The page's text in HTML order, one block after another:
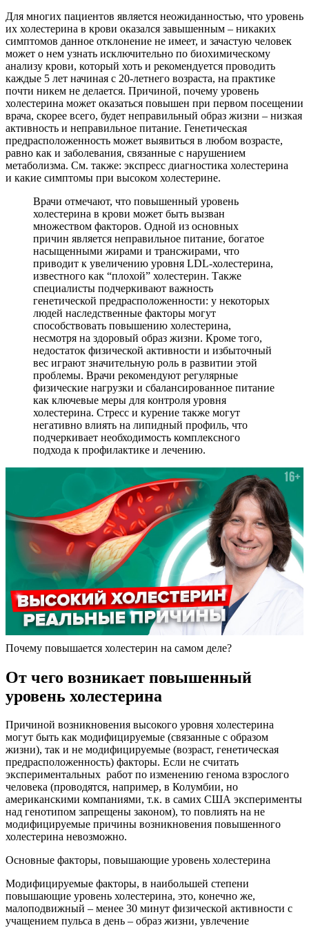
Для многих пациентов является неожиданностью, что уровень
их холестерина в крови оказался завышенным – никаких
симптомов данное отклонение не имеет, и зачастую человек
может о нем узнать исключительно по биохимическому
анализу крови, который хоть и рекомендуется проводить
каждые 5 лет начиная с 20-летнего возраста, на практике
почти никем не делается. Причиной, почему уровень
холестерина может оказаться повышен при первом посещении
врача, скорее всего, будет неправильный образ жизни – низкая
активность и неправильное питание. Генетическая
предрасположенность может выявиться в любом возрасте,
равно как и заболевания, связанные с нарушением
метаболизма. См. также: экспресс диагностика холестерина
и какие симптомы при высоком холестерине.
Врачи отмечают, что повышенный уровень
холестерина в крови может быть вызван
множеством факторов. Одной из основных
причин является неправильное питание, богатое
насыщенными жирами и трансжирами, что
приводит к увеличению уровня LDL-холестерина,
известного как “плохой” холестерин. Также
специалисты подчеркивают важность
генетической предрасположенности: у некоторых
людей наследственные факторы могут
способствовать повышению холестерина,
несмотря на здоровый образ жизни. Кроме того,
недостаток физической активности и избыточный
вес играют значительную роль в развитии этой
проблемы. Врачи рекомендуют регулярные
физические нагрузки и сбалансированное питание
как ключевые меры для контроля уровня
холестерина. Стресс и курение также могут
негативно влиять на липидный профиль, что
подчеркивает необходимость комплексного
подхода к профилактике и лечению.
Почему повышается холестерин на самом деле?
От чего возникает повышенный
уровень холестерина
Причиной возникновения высокого уровня холестерина
могут быть как модифицируемые (связанные с образом
жизни), так и не модифицируемые (возраст, генетическая
предрасположенность) факторы. Если не считать
экспериментальных работ по изменению генома взрослого
человека (проводятся, например, в Колумбии, но
американскими компаниями, т.к. в самих США эксперименты
над генотипом запрещены законом), то повлиять на не
модифицируемые причины возникновения повышенного
холестерина невозможно.
Основные факторы, повышающие уровень холестерина
Модифицируемые факторы, в наибольшей степени
повышающие уровень холестерина, это, конечно же,
малоподвижный – менее 30 минут физической активности с
учащением пульса в день – образ жизни, увлечение